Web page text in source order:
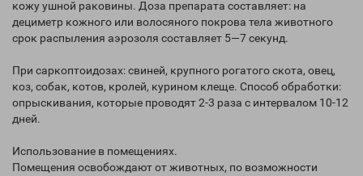
кожу ушной раковины. Доза препарата составляет: на
дециметр кожного или волосяного покрова тела животного
срок распыления аэрозоля составляет 5—7 секунд.
При саркоптоидозах: свиней, крупного рогатого скота, овец,
коз, собак, котов, кролей, курином клеще. Способ обработки:
опрыскивания, которые проводят 2-3 раза с интервалом 10-12
дней.
Использование в помещениях.
Помещения освобождают от животных, по возможности